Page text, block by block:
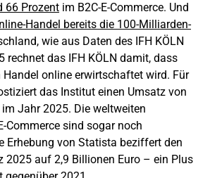
66 Prozent im B2C-E-Commerce. Und
Handel bereits die 100-Milliarden-
wie aus Daten des IFH KÖLN
rechnet das IFH KÖLN damit, dass
online erwirtschaftet wird. Für
das Institut einen Umsatz von
Jahr 2025. Die weltweiten
Commerce sind sogar noch
Erhebung von Statista beziffert den
2025 auf 2,9 Billionen Euro – ein Plus